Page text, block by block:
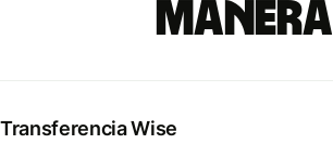
manera
Transferencia Wise